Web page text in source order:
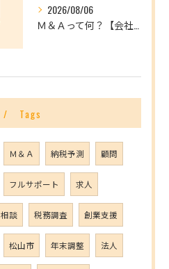
2026/08/06
Tags
Ｍ＆Ａ 納税予測 顧問
フルサポート 求人
相談 税務調査 創業支援
松山市 年末調整 法人